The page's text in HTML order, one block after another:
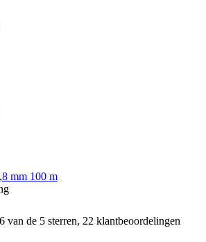
mm 100 m
van de 5 sterren, 22 klantbeoordelingen